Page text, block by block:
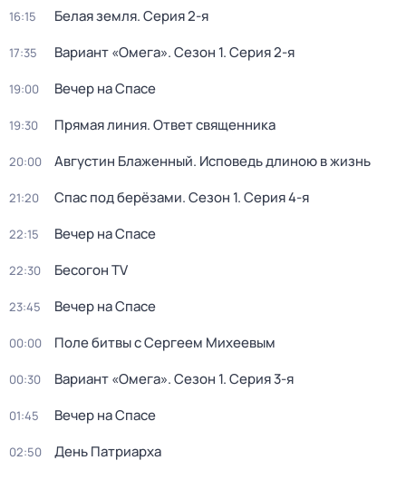
16:15 Белая земля. Серия 2-я
17:35 Вариант «Омега». Сезон 1. Серия 2-я
19:00 Вечер на Спасе
19:30 Прямая линия. Ответ священника
20:00 Августин Блаженный. Исповедь длиною в жизнь
21:20 Спас под берёзами. Сезон 1. Серия 4-я
22:15 Вечер на Спасе
22:30 Бесогон TV
23:45 Вечер на Спасе
00:00 Поле битвы с Сергеем Михеевым
00:30 Вариант «Омега». Сезон 1. Серия 3-я
01:45 Вечер на Спасе
02:50
День Патриарха